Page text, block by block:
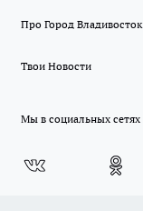
Про Город Владивосток
Твои Новости
Мы в социальных сетях